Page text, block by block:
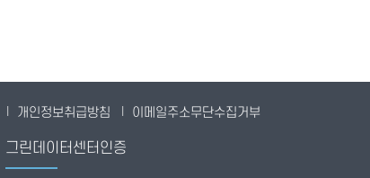
개인정보취급방침 이메일주소무단수집거부
그린데이터센터인증